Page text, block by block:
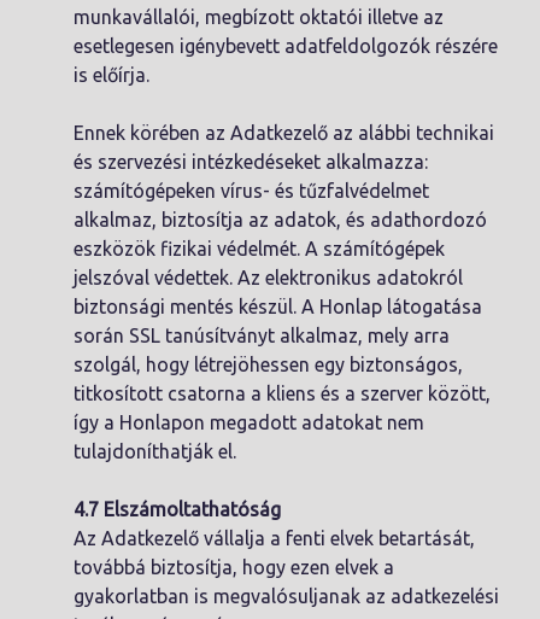
munkavállalói, megbízott oktatói illetve az
esetlegesen igénybevett adatfeldolgozók részére
is előírja.
Ennek körében az Adatkezelő az alábbi technikai
és szervezési intézkedéseket alkalmazza:
számítógépeken vírus- és tűzfalvédelmet
alkalmaz, biztosítja az adatok, és adathordozó
eszközök fizikai védelmét. A számítógépek
jelszóval védettek. Az elektronikus adatokról
biztonsági mentés készül. A Honlap látogatása
során SSL tanúsítványt alkalmaz, mely arra
szolgál, hogy létrejöhessen egy biztonságos,
titkosított csatorna a kliens és a szerver között,
így a Honlapon megadott adatokat nem
tulajdoníthatják el.
4.7 Elszámoltathatóság
Az Adatkezelő vállalja a fenti elvek betartását,
továbbá biztosítja, hogy ezen elvek a
gyakorlatban is megvalósuljanak az adatkezelési